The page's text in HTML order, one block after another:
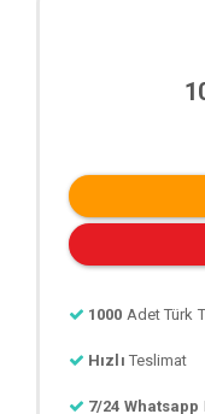
1000 Adet Türk
Hızlı Teslimat
7/24 Whatsapp